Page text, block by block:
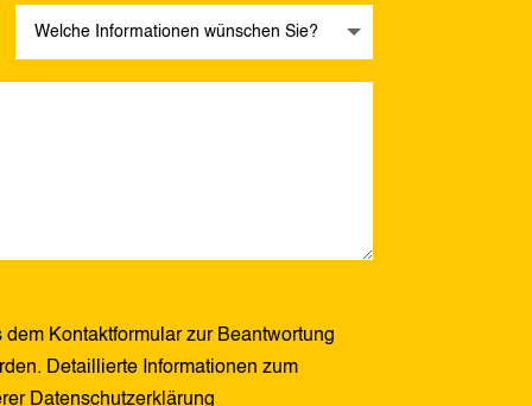
Kontaktformular zur Beantwortung
Detaillierte Informationen zum
Datenschutzerklärung